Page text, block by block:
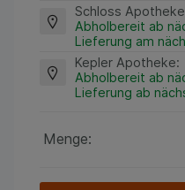
Schloss Apotheke
Abholbereit ab
Lieferung am
Kepler Apotheke:
Abholbereit ab
Lieferung ab
Menge: